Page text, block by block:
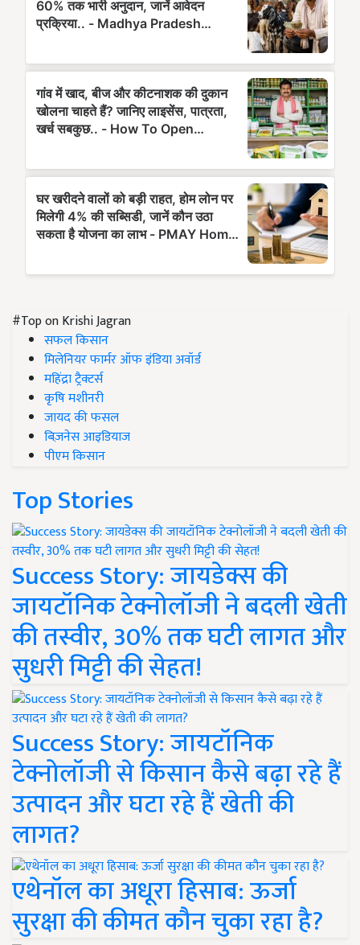
#Top on Krishi Jagran
सफल किसान
मिलेनियर फार्मर ऑफ इंडिया अवॉर्ड
महिंद्रा ट्रैक्टर्स
कृषि मशीनरी
जायद की फसल
बिज़नेस आइडियाज
पीएम किसान
Top Stories
Success Story: जायडेक्स की
जायटॉनिक टेक्नोलॉजी ने बदली खेती
की तस्वीर, 30% तक घटी लागत और
सुधरी मिट्टी की सेहत!
Success Story: जायटॉनिक
टेक्नोलॉजी से किसान कैसे बढ़ा रहे हैं
उत्पादन और घटा रहे हैं खेती की
लागत?
एथेनॉल का अधूरा हिसाब: ऊर्जा
सुरक्षा की कीमत कौन चुका रहा है?